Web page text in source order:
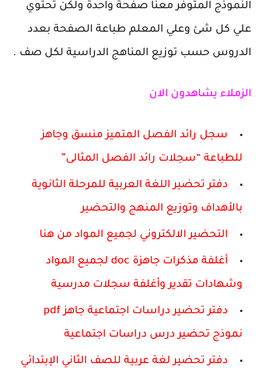
النموذج المتوفر معنا صفحة واحدة ولكن تحتوي
علي كل شئ وعلي المعلم طباعة الصفحة بعدد
الدروس حسب توزيع المناهج الدراسية لكل صف .
الزملاء يشاهدون الان
سجل رائد الفصل المتميز منسق وجاهز
للطباعة “سجلات رائد الفصل المثالى”
دفتر تحضير اللغة العربية للمرحلة الثانوية
بالأهداف وتوزيع المنهج والتحضير
التحضير الالكتروني لجميع المواد من هنا
أغلفة مذكرات جاهزة doc لجميع المواد
وشهادات تقدير وأغلفة سجلات مدرسية
دفتر تحضير دراسات اجتماعية جاهز pdf
نموذج تحضير درس دراسات اجتماعية
دفتر تحضير لغة عربية للصف الثاني الإبتدائي